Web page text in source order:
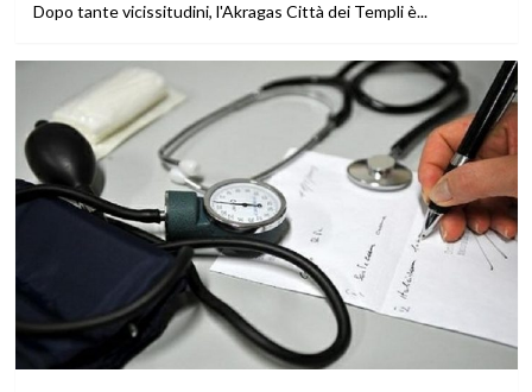
Dopo tante vicissitudini, l'Akragas Città dei Templi è...